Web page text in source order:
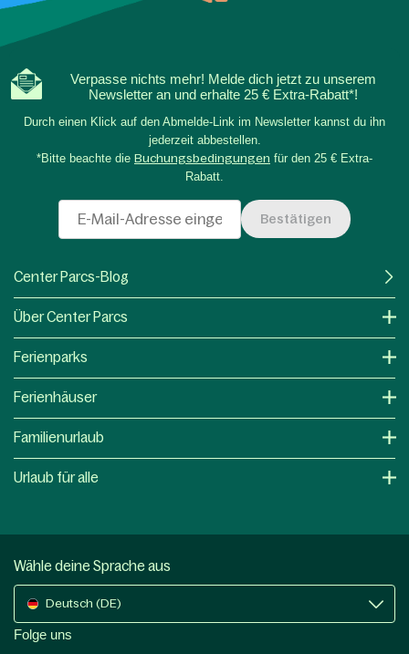
Verpasse nichts mehr! Melde dich jetzt zu unserem
Newsletter an und erhalte 25 € Extra-Rabatt*!
Durch einen Klick auf den Abmelde-Link im Newsletter kannst du ihn
jederzeit abbestellen.
*Bitte beachte die Buchungsbedingungen für den 25 € Extra-
Rabatt.
Bestätigen
Center Parcs-Blog
Über Center Parcs
Ferienparks
Ferienhäuser
Familienurlaub
Urlaub für alle
Wähle deine Sprache aus
Deutsch (DE)
Folge uns